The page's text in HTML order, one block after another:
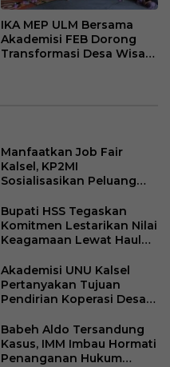
IKA MEP ULM Bersama
Akademisi FEB Dorong
Transformasi Desa Wisata
Manfaatkan Job Fair
Kalsel, KP2MI
Sosialisasikan Peluang
Resmi
Bupati HSS Tegaskan
Komitmen Lestarikan Nilai
Keagamaan Lewat Haul
bin H. Taris
Akademisi UNU Kalsel
Pertanyakan Tujuan
Pendirian Koperasi Desa
Babeh Aldo Tersandung
Kasus, IMM Imbau Hormati
Penanganan Hukum